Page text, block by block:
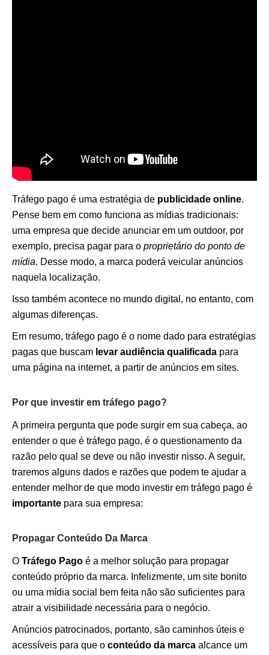
Tráfego pago é uma estratégia de publicidade online.
Pense bem em como funciona as mídias tradicionais:
uma empresa que decide anunciar em um outdoor, por
exemplo, precisa pagar para o proprietário do ponto de
mídia. Desse modo, a marca poderá veicular anúncios
naquela localização.
Isso também acontece no mundo digital, no entanto, com
algumas diferenças.
Em resumo, tráfego pago é o nome dado para estratégias
pagas que buscam levar audiência qualificada para
uma página na internet, a partir de anúncios em sites.
Por que investir em tráfego pago?
A primeira pergunta que pode surgir em sua cabeça, ao
entender o que é tráfego pago, é o questionamento da
razão pelo qual se deve ou não investir nisso. A seguir,
traremos alguns dados e razões que podem te ajudar a
entender melhor de que modo investir em tráfego pago é
importante para sua empresa:
Propagar Conteúdo Da Marca
O Tráfego Pago é a melhor solução para propagar
conteúdo próprio da marca. Infelizmente, um site bonito
ou uma mídia social bem feita não são suficientes para
atrair a visibilidade necessária para o negócio.
Anúncios patrocinados, portanto, são caminhos úteis e
acessíveis para que o conteúdo da marca alcance um